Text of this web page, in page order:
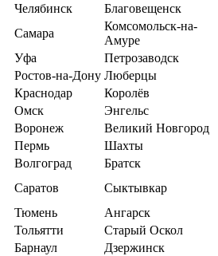
Челябинск
Благовещенск
Самара
Комсомольск-на-
Амуре
Уфа
Петрозаводск
Ростов-на-Дону Люберцы
Краснодар
Королёв
Омск
Энгельс
Воронеж
Великий Новгород
Пермь
Шахты
Волгоград
Братск
Саратов
Сыктывкар
Тюмень
Ангарск
Тольятти
Старый Оскол
Барнаул
Дзержинск